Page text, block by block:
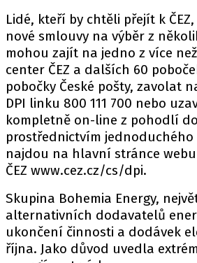
Lidé, kteří by chtěli přejít k
nové smlouvy na výběr z
mohou zajít na jedno z více
center ČEZ a dalších 60
pobočky České pošty, zavolat
DPI linku 800 111 700 nebo
kompletně on-line z pohodlí
prostřednictvím
najdou na hlavní stránce
ČEZ www.cez.cz/cs/dpi.
Skupina Bohemia Energy,
alternativních dodavatelů
ukončení činnosti a dodávek
října. Jako důvod uvedla